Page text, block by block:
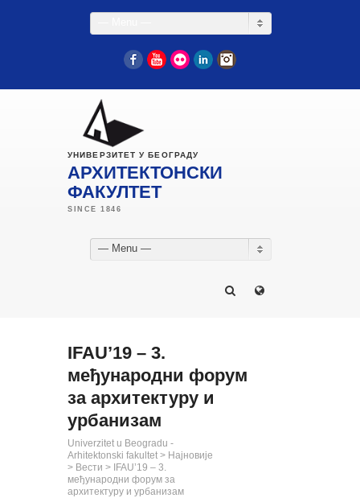
FacebookYouTube
Flickr LinkedIn
УНИВЕРЗИТЕТ У БЕОГРАДУ
АРХИТЕКТОНСКИ
ФАКУЛТЕТ
— Menu —
IFAU’19 – 3.
међународни форум
за архитектуру и
урбанизам
Univerzitet u Beogradu -
Arhitektonski fakultet > Најновије
> Вести > IFAU’19 – 3.
међународни форум за
архитектуру и урбанизам